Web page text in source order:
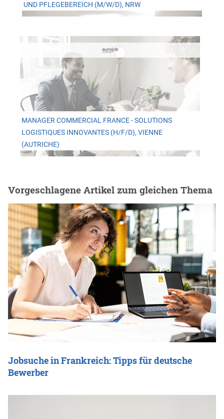
UND PFLEGEBEREICH (M/W/D), NRW
MANAGER COMMERCIAL FRANCE - SOLUTIONS
LOGISTIQUES INNOVANTES (H/F/D), VIENNE
(AUTRICHE)
Vorgeschlagene Artikel zum gleichen Thema
Jobsuche in Frankreich: Tipps für deutsche
Bewerber